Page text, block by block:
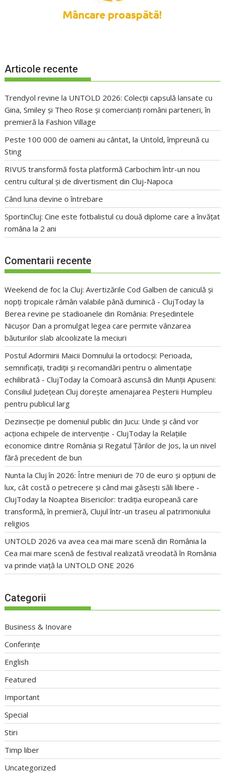
Articole recente
Trendyol revine la UNTOLD 2026: Colecții capsulă lansate cu
Gina, Smiley și Theo Rose și comercianți români parteneri, în
premieră la Fashion Village
Peste 100 000 de oameni au cântat, la Untold, împreună cu
Sting
RIVUS transformă fosta platformă Carbochim într-un nou
centru cultural și de divertisment din Cluj-Napoca
Când luna devine o întrebare
SportinCluj: Cine este fotbalistul cu două diplome care a învățat
româna la 2 ani
Comentarii recente
Weekend de foc la Cluj: Avertizările Cod Galben de caniculă și
nopți tropicale rămân valabile până duminică - ClujToday la
Berea revine pe stadioanele din România: Președintele
Nicușor Dan a promulgat legea care permite vânzarea
băuturilor slab alcoolizate la meciuri
Postul Adormirii Maicii Domnului la ortodocși: Perioada,
semnificații, tradiții și recomandări pentru o alimentație
echilibrată - ClujToday laComoară ascunsă din Munții Apuseni:
Consiliul Județean Cluj dorește amenajarea Peșterii Humpleu
pentru publicul larg
Dezinsecție pe domeniul public din Jucu: Unde și când vor
acționa echipele de intervenție - ClujToday la Relațiile
economice dintre România și Regatul Țărilor de Jos, la un nivel
fără precedent de bun
Nunta la Cluj în 2026: Între meniuri de 70 de euro și opțiuni de
lux, cât costă o petrecere și când mai găsești săli libere -
ClujToday la Noaptea Bisericilor: tradiția europeană care
transformă, în premieră, Clujul într-un traseu al patrimoniului
religios
UNTOLD 2026 va avea cea mai mare scenă din România la
Cea mai mare scenă de festival realizată vreodată în România
va prinde viață la UNTOLD ONE 2026
Categorii
Business & Inovare
Conferințe
English
Featured
Important
Special
Stiri
Timp liber
Uncategorized